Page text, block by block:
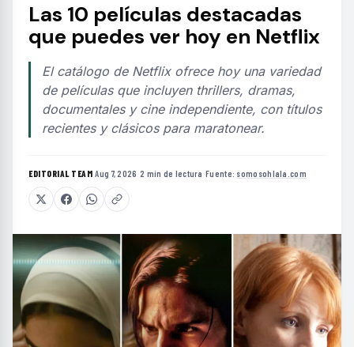
Las 10 películas destacadas
que puedes ver hoy en Netflix
El catálogo de Netflix ofrece hoy una variedad
de películas que incluyen thrillers, dramas,
documentales y cine independiente, con títulos
recientes y clásicos para maratonear.
EDITORIAL TEAM·Aug 7, 2026 ·2 min de lectura ·Fuente: somosohlala.com